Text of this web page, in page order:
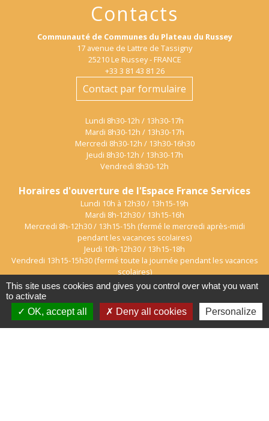
Contacts
Communauté de Communes du Plateau du Russey
17 avenue de Lattre de Tassigny
25210 Le Russey - FRANCE
+33 3 81 43 81 26
Contact par formulaire
Lundi 8h30-12h / 13h30-17h
Mardi 8h30-12h / 13h30-17h
Mercredi 8h30-12h / 13h30-16h30
Jeudi 8h30-12h / 13h30-17h
Vendredi 8h30-12h
Horaires d'ouverture de l'Espace France Services
Lundi 10h à 12h30 / 13h15-19h
Mardi 8h-12h30 / 13h15-16h
Mercredi 8h-12h30 / 13h15-15h (fermé le mercredi après-midi
pendant les vacances scolaires)
Jeudi 10h-12h30 / 13h15-18h
Vendredi 13h15-15h30 (fermé toute la journée pendant les vacances
scolaires)
This site uses cookies and gives you control over what you want
to activate
OK, accept all
Deny all cookies Personalize